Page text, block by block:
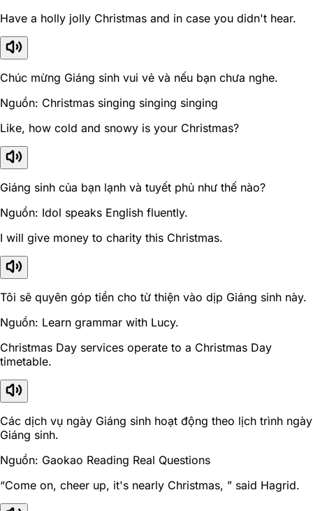
Have a holly jolly Christmas and in case you didn't hear.
Chúc mừng Giáng sinh vui vẻ và nếu bạn chưa nghe.
Nguồn: Christmas singing singing singing
Like, how cold and snowy is your Christmas?
Giáng sinh của bạn lạnh và tuyết phủ như thế nào?
Nguồn: Idol speaks English fluently.
I will give money to charity this Christmas.
Tôi sẽ quyên góp tiền cho từ thiện vào dịp Giáng sinh này.
Nguồn: Learn grammar with Lucy.
Christmas Day services operate to a Christmas Day
timetable.
Các dịch vụ ngày Giáng sinh hoạt động theo lịch trình ngày
Giáng sinh.
Nguồn: Gaokao Reading Real Questions
“Come on, cheer up, it's nearly Christmas, ” said Hagrid.